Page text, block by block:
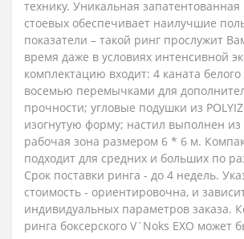
технику. Уникальная запатентованная
стоевых обеспечивает наилучшие
показатели – такой ринг прослужит
время даже в условиях интенсивной
комплектацию входит: 4 каната белого
восемью перемычками для
прочности; угловые подушки из
изогнутую форму; настил выполнен из
рабочая зона размером 6 * 6 м.
подходит для средних и больших по
Срок поставки ринга - до 4 недель.
стоимость - ориентировочна, и
индивидуальных параметров заказа.
ринга боксерского V`Noks EXO может